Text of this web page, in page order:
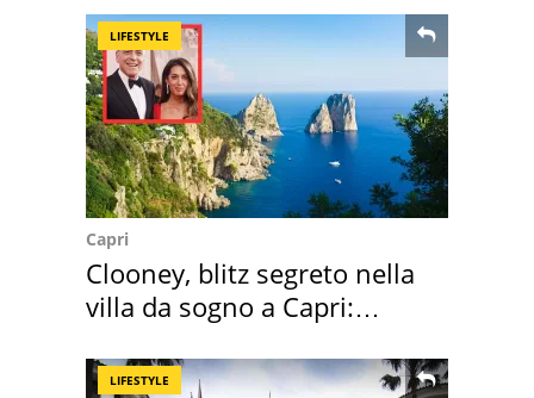
LIFESTYLE
Capri
Clooney, blitz segreto nella
villa da sogno a Capri:
LIFESTYLE